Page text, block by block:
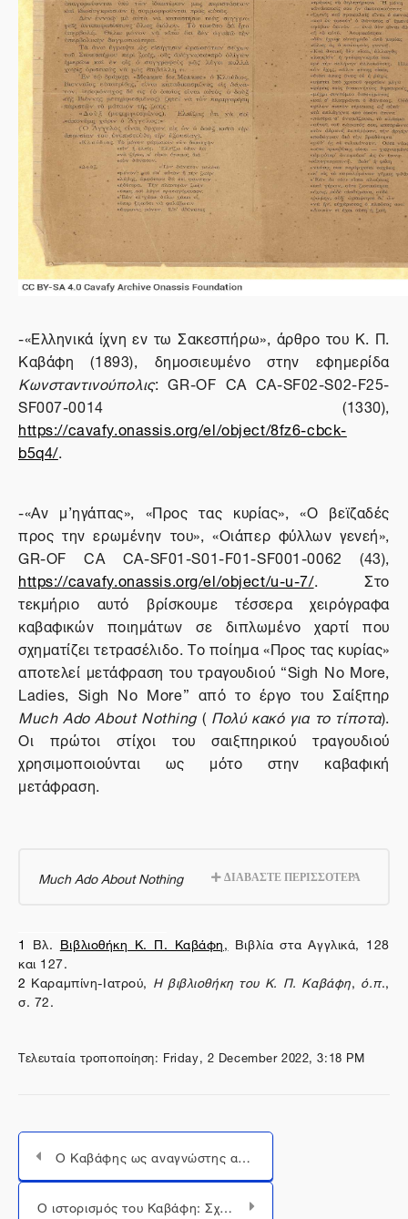
-«Ελληνικά ίχνη εν τω Σακεσπήρω», άρθρο του Κ. Π.
Καβάφη (1893), δημοσιευμένο στην εφημερίδα
Κωνσταντινούπολις: GR-OF CA CA-SF02-S02-F25-
SF007-0014 (1330),
https://cavafy.onassis.org/el/object/8fz6-cbck-
b5q4/.
-«Aν μ’ηγάπας», «Προς τας κυρίας», «Ο βεϊζαδές
προς την ερωμένην του», «Οιάπερ φύλλων γενεή»,
GR-OF CA CA-SF01-S01-F01-SF001-0062 (43),
https://cavafy.onassis.org/el/object/u-u-7/. Στο
τεκμήριο αυτό βρίσκουμε τέσσερα χειρόγραφα
καβαφικών ποιημάτων σε διπλωμένο χαρτί που
σχηματίζει τετρασέλιδο. Το ποίημα «Προς τας κυρίας»
αποτελεί μετάφραση του τραγουδιού “Sigh No More,
Ladies, Sigh No More” από το έργο του Σαίξπηρ
Much Ado About Nothing ( Πολύ κακό για το τίποτα).
Οι πρώτοι στίχοι του σαιξπηρικού τραγουδιού
χρησιμοποιούνται ως μότο στην καβαφική
μετάφραση.
Much Ado About Nothing ΔΙΑΒΑΣΤΕ ΠΕΡΙΣΣΟΤΕΡΑ
1 Βλ. Βιβλιοθήκη Κ. Π. Καβάφη, Βιβλία στα Αγγλικά, 128
και 127.
2 Καραμπίνη-Ιατρού, Η βιβλιοθήκη του Κ. Π. Καβάφη, ό.π.,
σ. 72.
Τελευταία τροποποίηση: Friday, 2 December 2022, 3:18 PM
O Καβάφης ως αναγνώστης αστυνομικής λογοτεχνίας
Μεταπήδηση σε...
Ο ιστορισμός του Καβάφη: Σχόλια και σημειώσεις στο έργο του Edward Gibbon